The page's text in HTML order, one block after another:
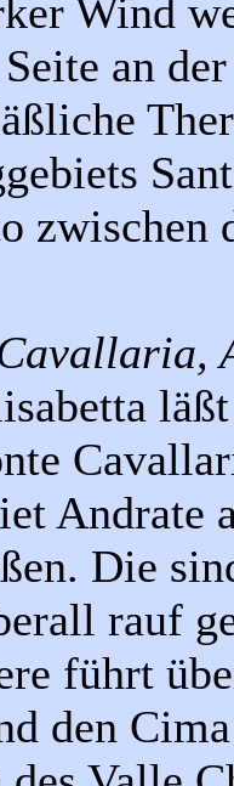
Wind
Seite an
zwischen
Andrate
Die
rauf
führt
den